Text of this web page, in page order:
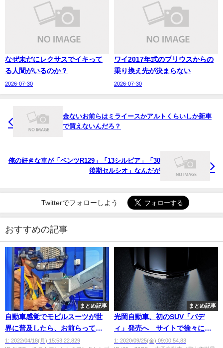
なぜ未だにレクサスでイキって
る人間がいるのか？
2026-07-30
ワイ2017年式のプリウスからの
乗り換え先が決まらない
2026-07-30
金ないお前らはミライースかアルトくらいしか新車
で買えないんだろ？
俺の好きな車が「ベンツR129」「13シルビア」「30
後期セルシオ」なんだが
Twitterでフォローしよう
おすすめの記事
まとめ記事
自動車感覚でモビルスーツが世
界に普及したら、お前らってガ
ンダムタイプ乗りたいのにカッ
1: 2022/04/18(月) 15:53:22.829
まとめ記事
光岡自動車、初のSUV「バデ
ィ」発売へ サイトで徐々に公
開
1: 2020/09/25(金) 09:00:54.83